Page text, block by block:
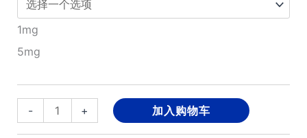
1mg
5mg
-
Londamocitinib
数
+ 加入购物车